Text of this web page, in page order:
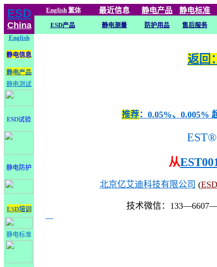
ESD
China
English 繁体 最近信息 静电产品 静电标准
ESD产品 静电测量 防护用品
售后服务
English
静电信息
静电产品
静电测试
ESD试验
静电防护
ESD培训
静电标准
返回
推荐：0.05%、0.005%
EST®
从
北京亿艾迪科技有限公司 (
技术微信：